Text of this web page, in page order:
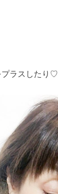
プラスしたり♡